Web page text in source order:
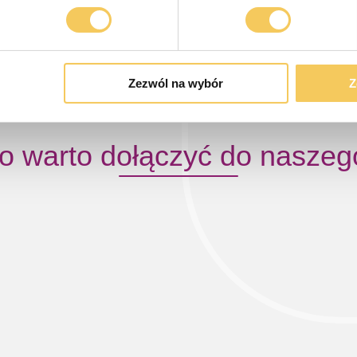
Zezwól na wybór
warto dołączyć do